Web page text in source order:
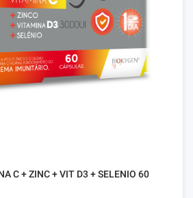
C + ZINC + VIT D3 + SELENIO 60